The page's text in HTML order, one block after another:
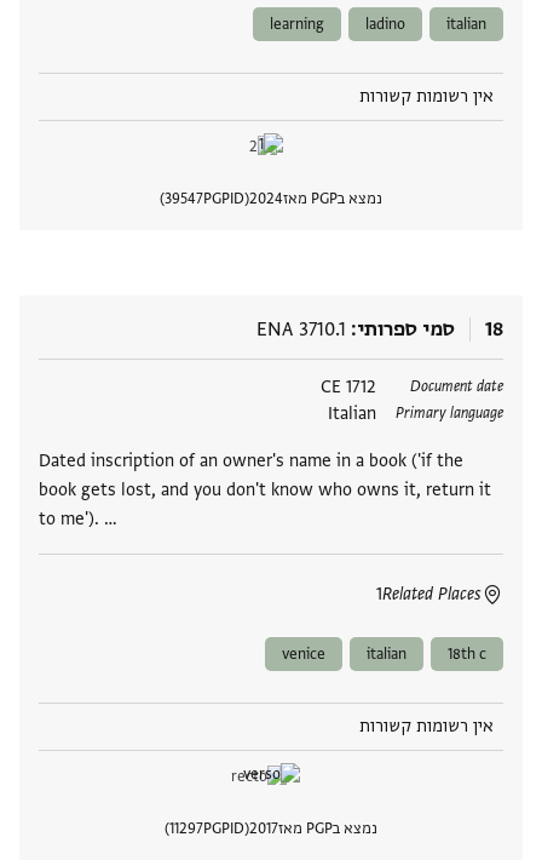
italian
ladino
learning
אין רשומות קשורות
נמצא בPGP מאז 2024
PGPID
39547
18 סמי ספרותי ENA 3710.1
Document date
1712 CE
Primary language
Italian
Dated inscription of an owner's name in a book ('if the
book gets lost, and you don't know who owns it, return it
to me'). …
Related Places
1
תגים
18th c
italian
venice
אין רשומות קשורות
נמצא בPGP מאז 2017
PGPID
11297